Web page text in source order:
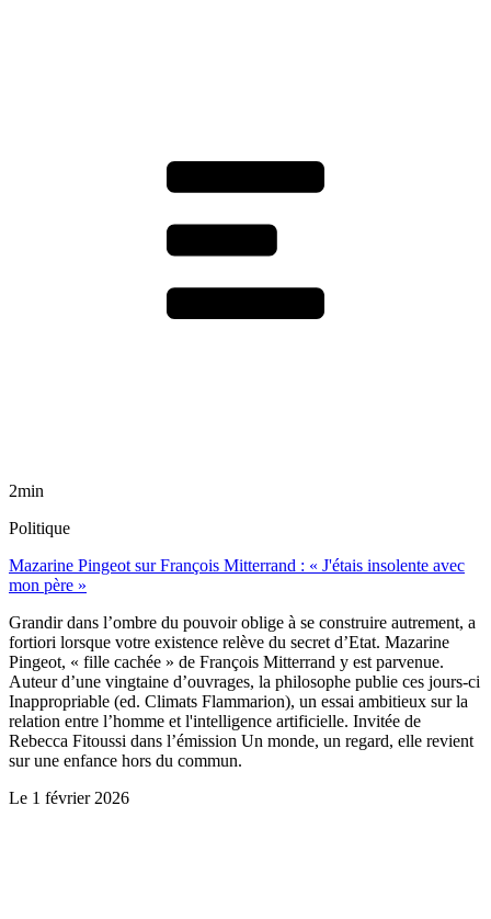
2min
Politique
Mazarine Pingeot sur François Mitterrand : « J'étais insolente avec
mon père »
Grandir dans l’ombre du pouvoir oblige à se construire autrement, a
fortiori lorsque votre existence relève du secret d’Etat. Mazarine
Pingeot, « fille cachée » de François Mitterrand y est parvenue.
Auteur d’une vingtaine d’ouvrages, la philosophe publie ces jours-ci
Inappropriable (ed. Climats Flammarion), un essai ambitieux sur la
relation entre l’homme et l'intelligence artificielle. Invitée de
Rebecca Fitoussi dans l’émission Un monde, un regard, elle revient
sur une enfance hors du commun.
Le 1 février 2026